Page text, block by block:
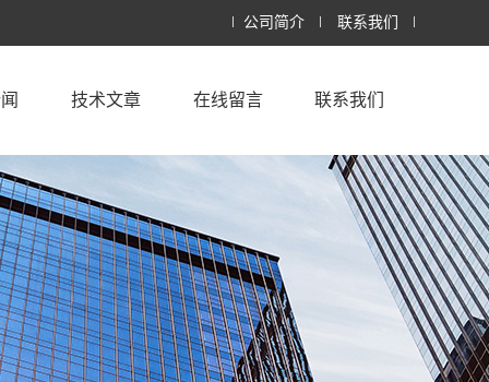
公司简介 联系我们
技术文章 在线留言 联系我们